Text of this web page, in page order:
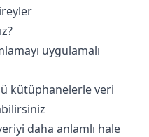
uygulamalı
kütüphanelerle veri
daha anlamlı hale